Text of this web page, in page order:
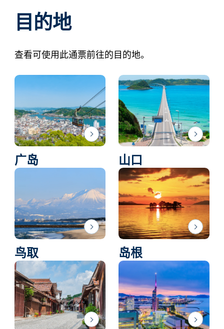
目的地
查看可使用此通票前往的目的地。
广岛 山口
鸟取 岛根